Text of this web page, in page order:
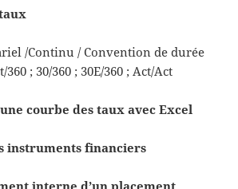
/Continu / Convention de durée
360 ; 30/360 ; 30E/360 ; Act/Act
courbe des taux avec Excel
instruments financiers